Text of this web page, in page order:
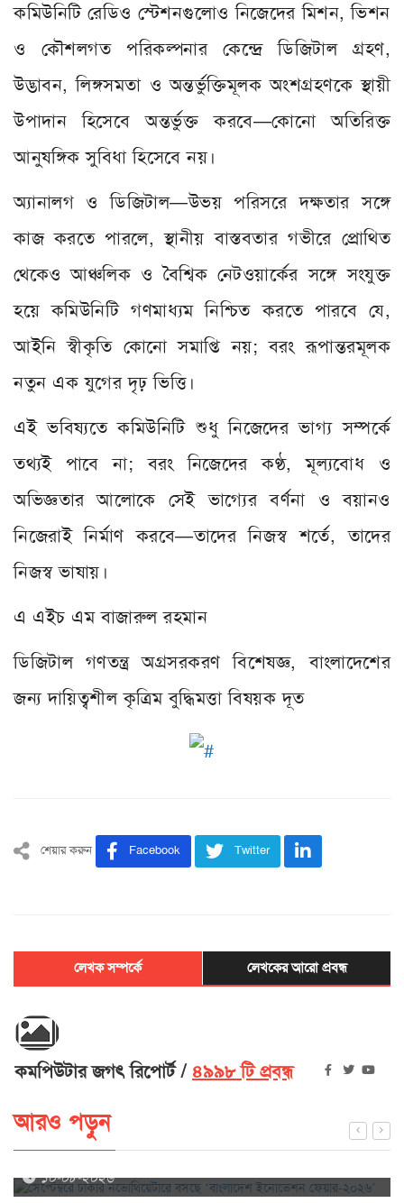
কমিউনিটি রেডিও স্টেশনগুলোও নিজেদের মিশন, ভিশন
ও কৌশলগত পরিকল্পনার কেন্দ্রে ডিজিটাল গ্রহণ,
উদ্ভাবন, লিঙ্গসমতা ও অন্তর্ভুক্তিমূলক অংশগ্রহণকে স্থায়ী
উপাদান হিসেবে অন্তর্ভুক্ত করবে—কোনো অতিরিক্ত
আনুষঙ্গিক সুবিধা হিসেবে নয়।
অ্যানালগ ও ডিজিটাল—উভয় পরিসরে দক্ষতার সঙ্গে
কাজ করতে পারলে, স্থানীয় বাস্তবতার গভীরে প্রোথিত
থেকেও আঞ্চলিক ও বৈশ্বিক নেটওয়ার্কের সঙ্গে সংযুক্ত
হয়ে কমিউনিটি গণমাধ্যম নিশ্চিত করতে পারবে যে,
আইনি স্বীকৃতি কোনো সমাপ্তি নয়; বরং রূপান্তরমূলক
নতুন এক যুগের দৃঢ় ভিত্তি।
এই ভবিষ্যতে কমিউনিটি শুধু নিজেদের ভাগ্য সম্পর্কে
তথ্যই পাবে না; বরং নিজেদের কণ্ঠ, মূল্যবোধ ও
অভিজ্ঞতার আলোকে সেই ভাগ্যের বর্ণনা ও বয়ানও
নিজেরাই নির্মাণ করবে—তাদের নিজস্ব শর্তে, তাদের
নিজস্ব ভাষায়।
এ এইচ এম বাজারুল রহমান
ডিজিটাল গণতন্ত্র অগ্রসরকরণ বিশেষজ্ঞ, বাংলাদেশের
জন্য দায়িত্বশীল কৃত্রিম বুদ্ধিমত্তা বিষয়ক দূত
শেয়ার করুন Facebook Twitter
লেখক সম্পর্কে লেখকের আরো প্রবন্ধ
কমপিউটার জগৎ রিপোর্ট ৪৯৯৮ টি প্রবন্ধ
আরও পড়ুন
সেপ্টেম্বরে ঢাকার নভোথিয়েটারে বসছে ‘বাংলাদেশ ইনোভেশন
ফেয়ার-২০২৬’
১০-০৮-২০২৬